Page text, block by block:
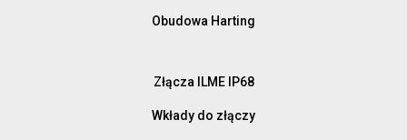
Obudowa Harting
Złącza ILME IP68
Wkłady do złączy